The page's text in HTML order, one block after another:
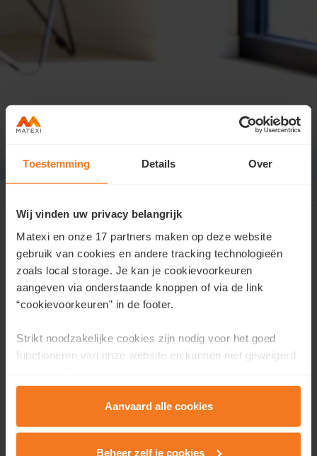
Toestemming Details Over
Wij vinden uw privacy belangrijk
Matexi en onze 17 partners maken op deze website
gebruik van cookies en andere tracking technologieën
zoals local storage. Je kan je cookievoorkeuren
aangeven via onderstaande knoppen of via de link
“cookievoorkeuren” in de footer.
Strikt noodzakelijke cookies zijn nodig voor het goed
functioneren van onze website en kunnen niet geweigerd
om onze website en dienstverlening te verbeteren.
Functionele cookies zorgen ervoor dat je de embedded
video’s van Vimeo kan afspelen en locaties via Google
Aanvaard alle cookies
Beheer zelf je cookies
Permanentie op dinsdag
Je bent op woensdag van harte welkom om te komen
kijken in onze nieuwe buurt in Grimbergen. We
ontvangen jou graag tussen 15u en 17u in de
kijkwoning.
doorheen de buurt en het woonaanbod.